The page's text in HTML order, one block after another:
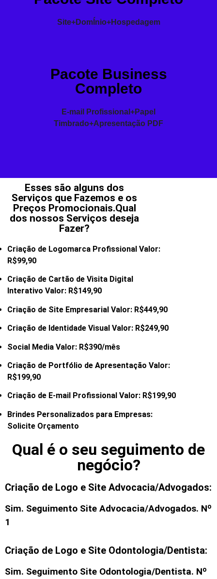
Site+DomÍnio+Hospedagem
Pacote Business
Completo
E-mail Profissional+Papel
Timbrado+Apresentação PDF
Esses são alguns dos
Serviços que Fazemos e os
Preços Promocionais.Qual
dos nossos Serviços deseja
Fazer?
Criação de Logomarca Profissional Valor:
R$99,90
Criação de Cartão de Visita Digital
Interativo Valor: R$149,90
Criação de Site Empresarial Valor: R$449,90
Criação de Identidade Visual Valor: R$249,90
Social Media Valor: R$390/mês
Criação de Portfólio de Apresentação Valor:
R$199,90
Criação de E-mail Profissional Valor: R$199,90
Brindes Personalizados para Empresas:
Solicite Orçamento
Qual é o seu seguimento de
negócio?
Criação de Logo e Site Advocacia/Advogados:
Sim. Seguimento Site Advocacia/Advogados. Nº
1
Criação de Logo e Site Odontologia/Dentista:
Sim. Seguimento Site Odontologia/Dentista. Nº